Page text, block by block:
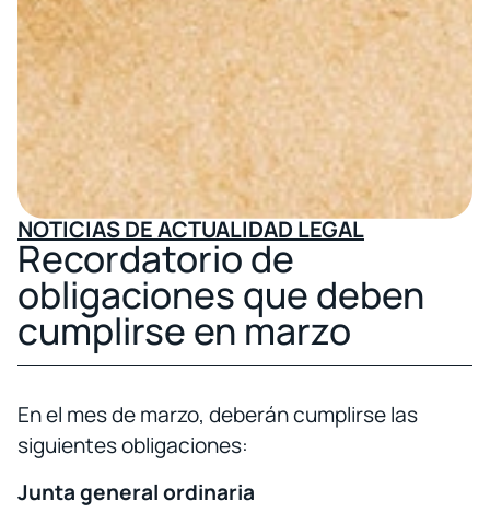
NOTICIAS DE ACTUALIDAD LEGAL
Recordatorio de
obligaciones que deben
cumplirse en marzo
En el mes de marzo, deberán cumplirse las
siguientes obligaciones:
Junta general ordinaria